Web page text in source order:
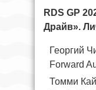
RDS GP
Драйв».
Георгий
Forward
Томми